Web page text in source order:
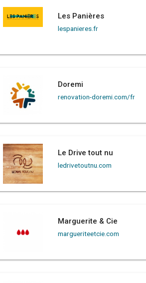
Les Panières
lespanieres.fr
Doremi
renovation-doremi.com/fr
Le Drive tout nu
ledrivetoutnu.com
Marguerite & Cie
margueriteetcie.com